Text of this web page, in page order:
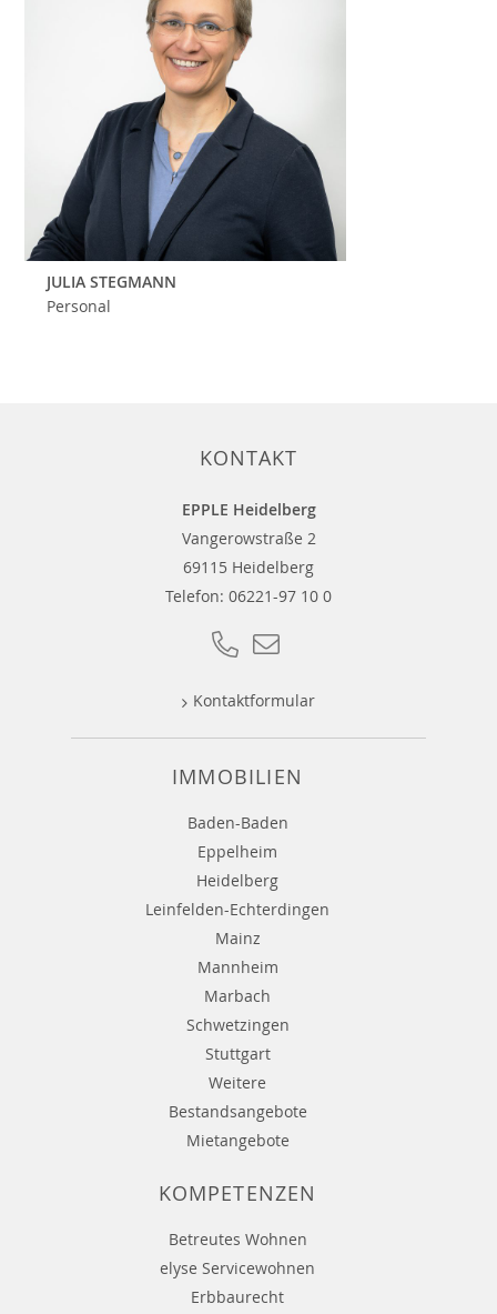
JULIA STEGMANN
Personal
KONTAKT
EPPLE Heidelberg
Vangerowstraße 2
69115 Heidelberg
Telefon: 06221-97 10 0
Kontaktformular
IMMOBILIEN
Baden-Baden
Eppelheim
Heidelberg
Leinfelden-Echterdingen
Mainz
Mannheim
Marbach
Schwetzingen
Stuttgart
Weitere
Bestandsangebote
Mietangebote
KOMPETENZEN
Betreutes Wohnen
elyse Servicewohnen
Erbbaurecht